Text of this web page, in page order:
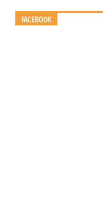
FACEBOOK